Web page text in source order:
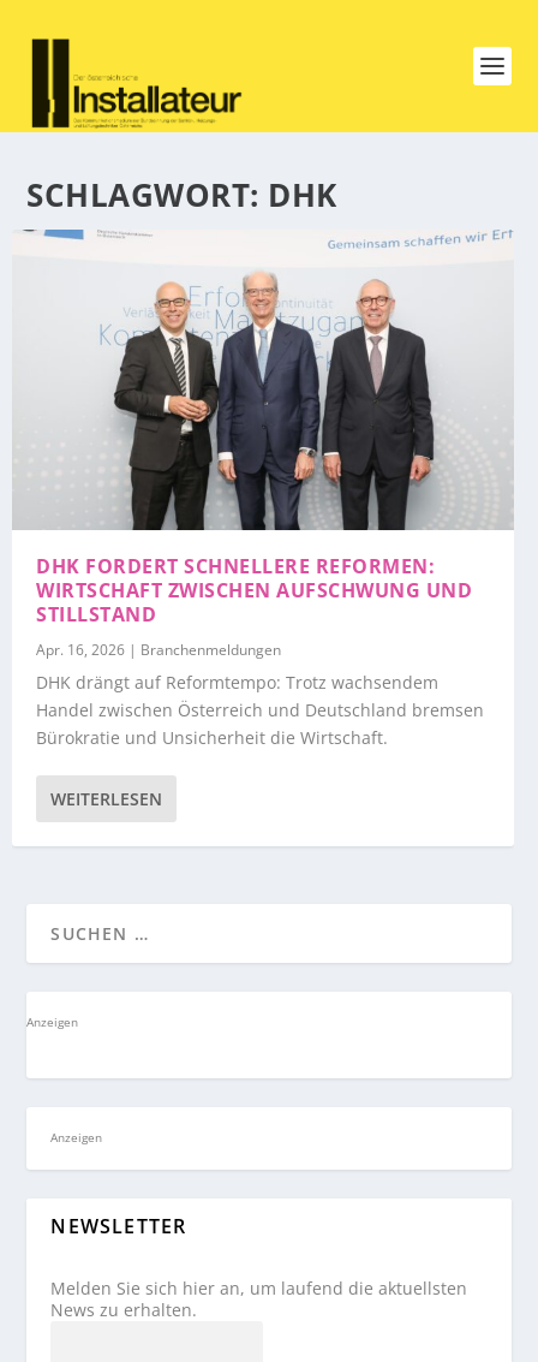
SCHLAGWORT: DHK
DHK FORDERT SCHNELLERE REFORMEN:
WIRTSCHAFT ZWISCHEN AUFSCHWUNG UND
STILLSTAND
Apr. 16, 2026 | Branchenmeldungen
DHK drängt auf Reformtempo: Trotz wachsendem
Handel zwischen Österreich und Deutschland bremsen
Bürokratie und Unsicherheit die Wirtschaft.
WEITERLESEN
Anzeigen
Anzeigen
NEWSLETTER
Melden Sie sich hier an, um laufend die aktuellsten
News zu erhalten.